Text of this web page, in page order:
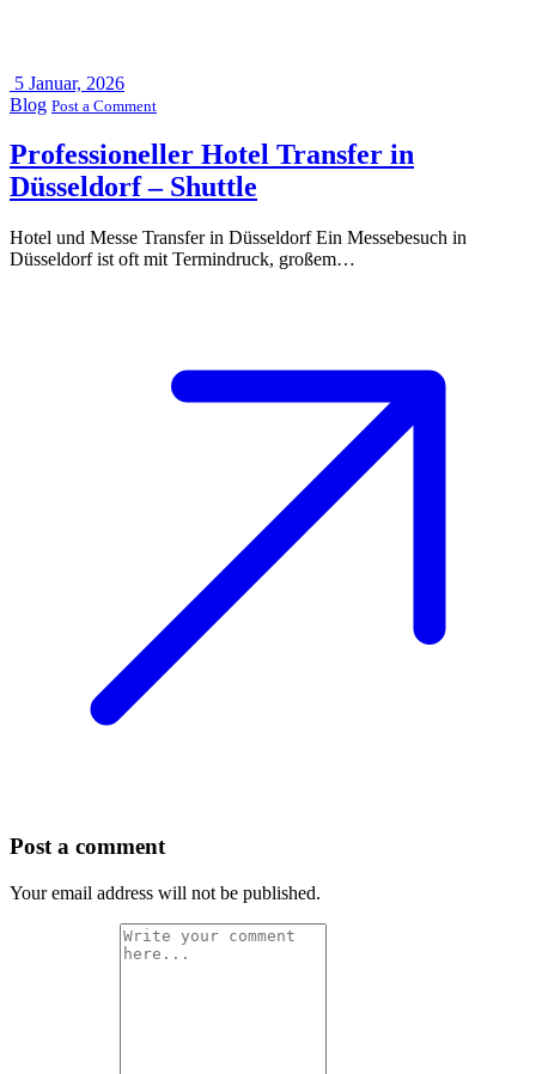
5 Januar, 2026
Blog Post a Comment
Professioneller Hotel Transfer in
Düsseldorf – Shuttle
Hotel und Messe Transfer in Düsseldorf Ein Messebesuch in
Düsseldorf ist oft mit Termindruck, großem…
Post a comment
Your email address will not be published.